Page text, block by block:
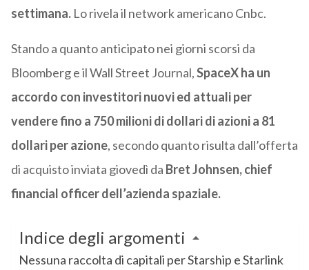
settimana.Lo rivela il network americano Cnbc.
Stando a quanto anticipato nei giorni scorsi da
Bloomberg e il Wall Street Journal,SpaceX ha un
accordo con investitori nuovi ed attuali per
vendere fino a 750 milioni di dollari di azioni a 81
dollari per azione, secondo quanto risulta dall’offerta
di acquisto inviata giovedì da Bret Johnsen, chief
financial officer dell’azienda spaziale.
Indice degli argomenti
Nessuna raccolta di capitali per Starship e Starlink